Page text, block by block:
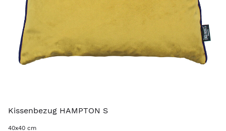
Kissenbezug HAMPTON S
40x40 cm